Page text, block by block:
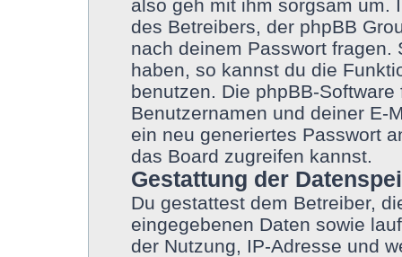
also geh mit ihm sorgsam um.
des Betreibers, der phpBB
nach deinem Passwort
haben, so kannst du die
benutzen. Die phpBB-
Benutzernamen und deiner E-
ein neu generiertes Passwort
das Board zugreifen kannst.
Gestattung der
Du gestattest dem Betreiber,
eingegebenen Daten sowie
der Nutzung, IP-Adresse und